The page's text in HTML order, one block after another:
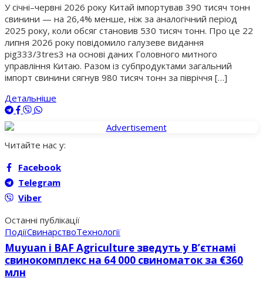
У січні–червні 2026 року Китай імпортував 390 тисяч тонн
свинини — на 26,4% менше, ніж за аналогічний період
2025 року, коли обсяг становив 530 тисяч тонн. Про це 22
липня 2026 року повідомило галузеве видання
pig333/3tres3 на основі даних Головного митного
управління Китаю. Разом із субпродуктами загальний
імпорт свинини сягнув 980 тисяч тонн за півріччя […]
Детальніше
Читайте нас у:
Facebook
Telegram
Viber
Останні публікації
ПодіїСвинарствоТехнології
Muyuan і BAF Agriculture зведуть у В’єтнамі
свинокомплекс на 64 000 свиноматок за €360
млн